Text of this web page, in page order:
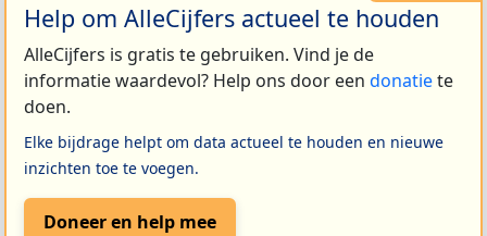
Help om AlleCijfers actueel te houden
AlleCijfers is gratis te gebruiken. Vind je de
informatie waardevol? Help ons door een donatiete
doen.
Elke bijdrage helpt om data actueel te houden en nieuwe
inzichten toe te voegen.
Doneer en help mee